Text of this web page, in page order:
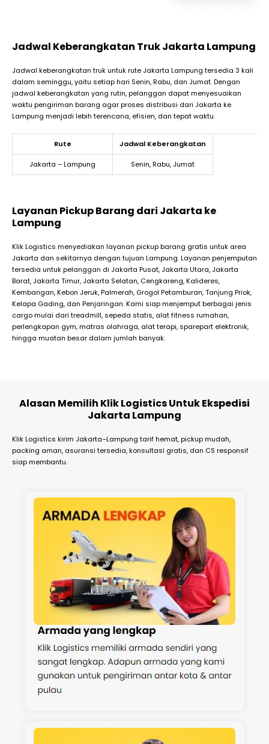
Jadwal Keberangkatan Truk Jakarta Lampung
Jadwal keberangkatan truk untuk rute Jakarta Lampung tersedia 3 kali
dalam seminggu, yaitu setiap hari Senin, Rabu, dan Jumat. Dengan
jadwal keberangkatan yang rutin, pelanggan dapat menyesuaikan
waktu pengiriman barang agar proses distribusi dari Jakarta ke
Lampung menjadi lebih terencana, efisien, dan tepat waktu.
Rute Jadwal Keberangkatan
Jakarta – Lampung Senin, Rabu, Jumat
Layanan Pickup Barang dari Jakarta ke
Lampung
Klik Logistics menyediakan layanan pickup barang gratis untuk area
Jakarta dan sekitarnya dengan tujuan Lampung. Layanan penjemputan
tersedia untuk pelanggan di Jakarta Pusat, Jakarta Utara, Jakarta
Barat, Jakarta Timur, Jakarta Selatan, Cengkareng, Kalideres,
Kembangan, Kebon Jeruk, Palmerah, Grogol Petamburan, Tanjung Priok,
Kelapa Gading, dan Penjaringan. Kami siap menjemput berbagai jenis
cargo mulai dari treadmill, sepeda statis, alat fitness rumahan,
perlengkapan gym, matras olahraga, alat terapi, sparepart elektronik,
hingga muatan besar dalam jumlah banyak.
Alasan Memilih Klik Logistics Untuk Ekspedisi
Jakarta Lampung
Klik Logistics kirim Jakarta–Lampung tarif hemat, pickup mudah,
packing aman, asuransi tersedia, konsultasi gratis, dan CS responsif
siap membantu.